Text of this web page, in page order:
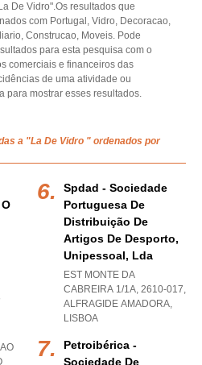
De Vidro".Os resultados que
com Portugal, Vidro, Decoracao,
Construcao, Moveis. Pode
para esta pesquisa com o
comerciais e financeiros das
de uma atividade ou
para mostrar esses resultados.
a "La De Vidro " ordenados por
Spdad - Sociedade
Portuguesa De
Distribuição De
Artigos De Desporto,
Unipessoal, Lda
EST MONTE DA
CABREIRA 1/1A, 2610-017,
ALFRAGIDE AMADORA,
LISBOA
Petroibérica -
Sociedade De